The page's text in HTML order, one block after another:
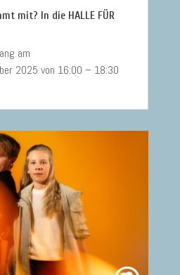
mit? In die HALLE FÜR
am
2025 von 16:00 – 18:30